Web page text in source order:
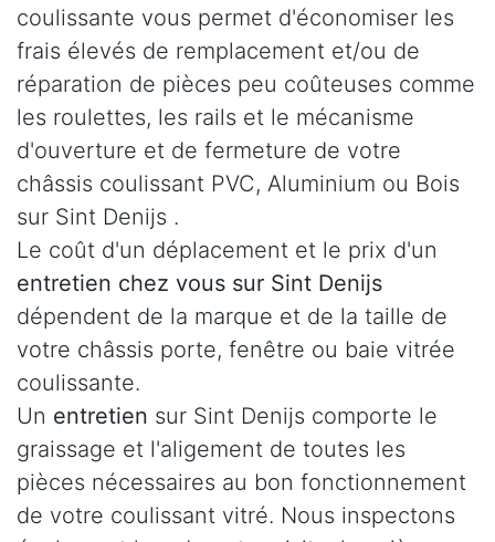
coulissante vous permet d'économiser les
frais élevés de remplacement et/ou de
réparation de pièces peu coûteuses comme
les roulettes, les rails et le mécanisme
d'ouverture et de fermeture de votre
châssis coulissant PVC, Aluminium ou Bois
sur Sint Denijs .
Le coût d'un déplacement et le prix d'un
entretien chez vous sur Sint Denijs
dépendent de la marque et de la taille de
votre châssis porte, fenêtre ou baie vitrée
coulissante.
Un entretien sur Sint Denijs comporte le
graissage et l'aligement de toutes les
pièces nécessaires au bon fonctionnement
de votre coulissant vitré. Nous inspectons